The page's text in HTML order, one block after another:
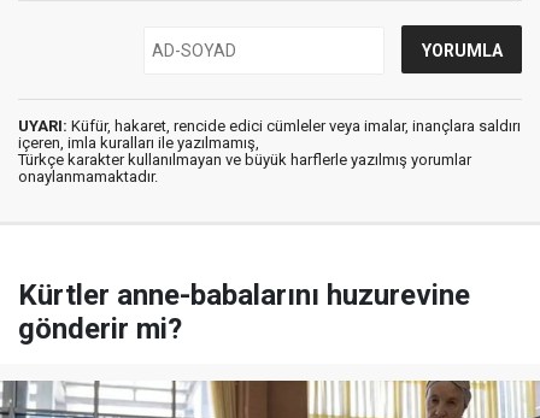
UYARI: Küfür, hakaret, rencide edici cümleler veya imalar, inançlara saldırı
içeren, imla kuralları ile yazılmamış,
Türkçe karakter kullanılmayan ve büyük harflerle yazılmış yorumlar
onaylanmamaktadır.
Kürtler anne-babalarını huzurevine
gönderir mi?